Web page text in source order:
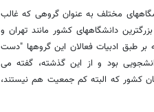
مختلف به عنوان گروهی که غالب
دانشگاههای کشور مانند تهران و
طبق ادبیات فعالان این گروهها "دست
بود و از این گذشته، گفته می
کشور که البته کم جمعیت هم نیستند،